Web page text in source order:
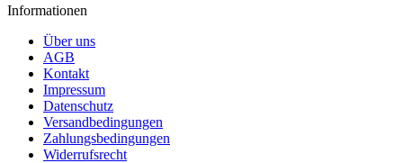
Informationen
Über uns
AGB
Kontakt
Impressum
Datenschutz
Versandbedingungen
Zahlungsbedingungen
Widerrufsrecht